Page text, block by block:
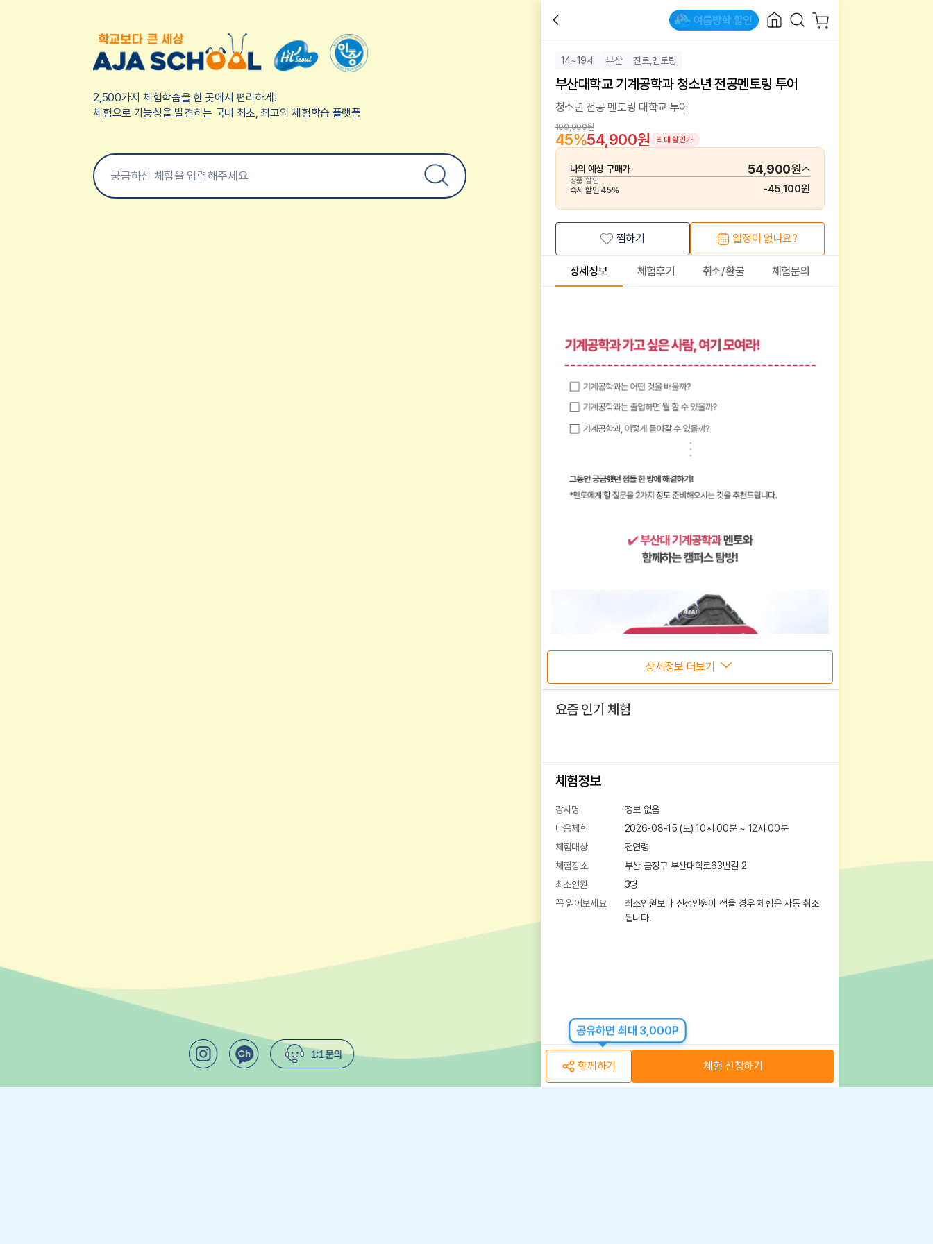
2,500가지 체험학습을 한 곳에서 편리하게!
체험으로 가능성을 발견하는 국내 최초, 최고의 체험학습 플랫폼
14~19세 부산 진로,멘토링
부산대학교 기계공학과 청소년 전공멘토링 투어
청소년 전공 멘토링 대학교 투어
100,000원
45%54,900원 최대 할인가
나의 예상 구매가 54,900원
상품 할인
즉시 할인 45% -45,100원
찜하기 일정이 없나요?
상세정보 체험후기 취소/환불 체험문의
상세정보 더보기
요즘 인기 체험
체험정보
강사명
정보 없음
다음체험
2026-08-15 (토) 10시 00분~ 12시00분
체험대상
전연령
체험장소
부산 금정구 부산대학로63번길 2
최소인원
3명
꼭 읽어보세요
최소인원보다 신청인원이 적을 경우 체험은 자동 취소
됩니다.
공유하면 최대 3,000P
함께하기 체험 신청하기